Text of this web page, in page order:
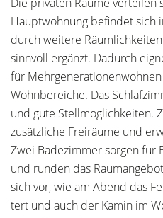
Hauptwohnung befindet sich
durch weitere
sinnvoll ergänzt. Dadurch
für
Wohnbereiche. Das
und gute Stellmöglichkeiten.
zusätzliche Freiräume und
Zwei Badezimmer sorgen für
und runden das
sich vor, wie am Abend das
tert und auch der Kamin im